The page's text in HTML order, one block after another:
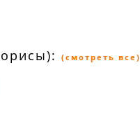
(смотреть все)